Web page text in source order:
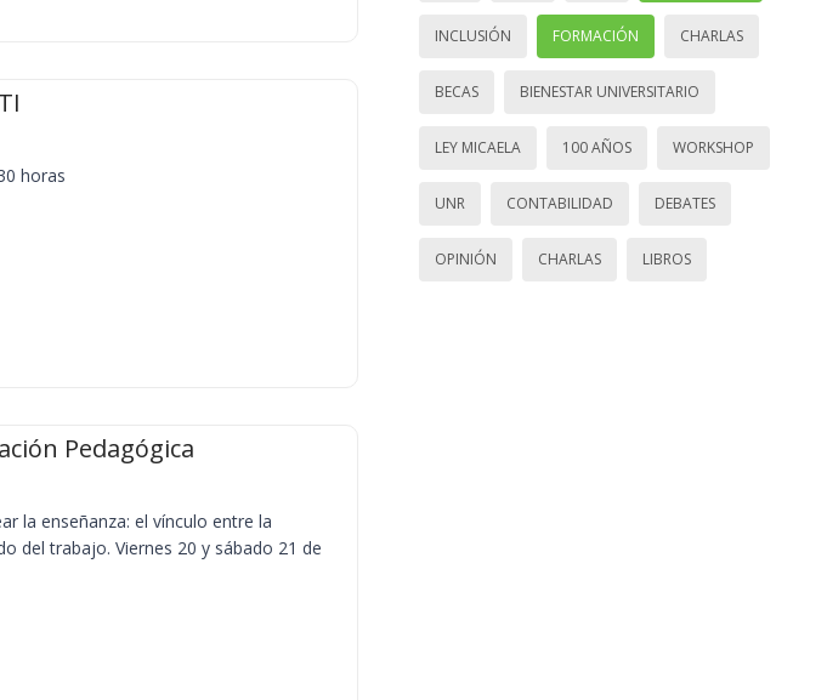
horas
Pedagógica
la enseñanza: el vínculo entre la
del trabajo. Viernes 20 y sábado 21 de
INCLUSIÓN FORMACIÓN CHARLAS
BECAS BIENESTAR UNIVERSITARIO
LEY MICAELA 100 AÑOS WORKSHOP
UNR CONTABILIDAD DEBATES
OPINIÓN CHARLAS LIBROS